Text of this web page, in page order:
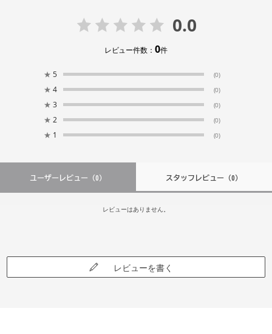
0.0
レビュー件数：0件
★ 5 (0)
★ 4 (0)
★ 3 (0)
★ 2 (0)
★ 1 (0)
ユーザーレビュー （0） スタッフレビュー（0）
レビューはありません。
レビューを書く